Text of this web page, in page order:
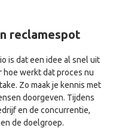
reclamespot
is dat een idee al snel uit
hoe werkt dat proces nu
Zo maak je kennis met
doorgeven. Tijdens
en de concurrentie,
de doelgroep.